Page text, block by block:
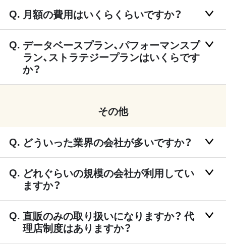
月額の費用はいくらくらいですか？
データベースプラン、パフォーマンスプ
ラン、ストラテジープランはいくらです
か？
その他
どういった業界の会社が多いですか？
どれぐらいの規模の会社が利用してい
ますか？
直販のみの取り扱いになりますか？ 代
理店制度はありますか？